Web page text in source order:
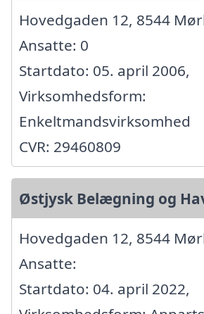
Hovedgaden 12, 8544
Ansatte: 0
Startdato: 05. april 2006,
Virksomhedsform:
Enkeltmandsvirksomhed
CVR: 29460809
Østjysk Belægning og
Hovedgaden 12, 8544
Ansatte:
Startdato: 04. april 2022,